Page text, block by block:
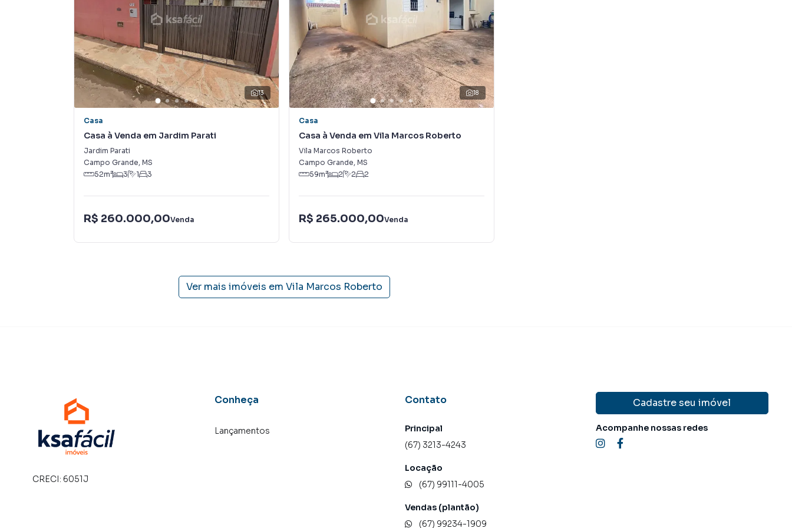
em Vila Marcos Roberto. Isso porque temos uma equipe de marketing digital focada em produzir
campanhas específicas para Campo Grande, o que aumenta muito o número de contatos interessados
e tendo como consequência uma maior chance de vender ou alugar seu imóvel mais rápido. Contamos
também com um time de programadores, corretores treinados e uma central de atendimento
preparada para atender proprietários e inquilinos.
13
Casa
Casa à Venda em Jardim Parati
Jardim Parati
Campo Grande, MS
52m² 3 1 3
R$ 260.000,00Venda
18
Casa
Casa à Venda em Vila Marcos Roberto
Vila Marcos Roberto
Campo Grande, MS
59m² 2 2 2
R$ 265.000,00Venda
Ver mais imóveis em Vila Marcos Roberto
CRECI: 6051J
Conheça
Lançamentos
Contato
Principal
(67) 3213-4243
Locação
(67) 99111-4005
Vendas (plantão)
(67) 99234-1909
Cadastre seu imóvel
Acompanhe nossas redes